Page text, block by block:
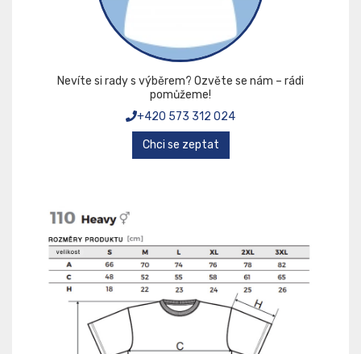
Nevíte si rady s výběrem? Ozvěte se nám – rádi
pomůžeme!
+420 573 312 024
Chci se zeptat